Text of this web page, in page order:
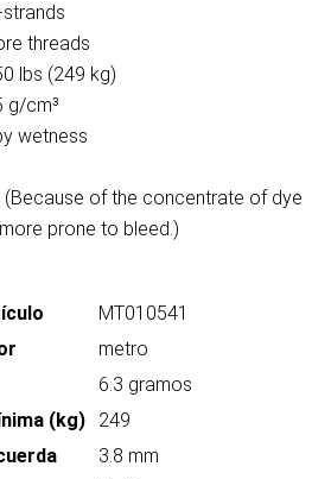
threads
lbs (249 kg)
g/cm³
wetness
(Because of the concentrate of dye
prone to bleed.)
MT010541
metro
6.3 gramos
(kg)
249
3.8 mm